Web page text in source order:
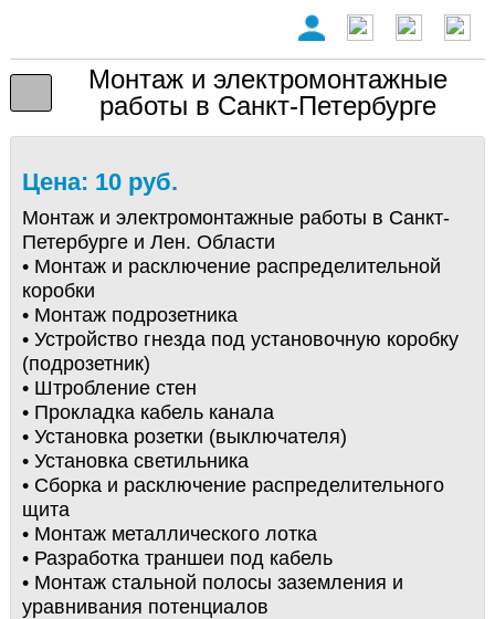
Монтаж и электромонтажные
работы в Санкт-Петербурге
Цена: 10 руб.
Монтаж и электромонтажные работы в Санкт-
Петербурге и Лен. Области
• Монтаж и расключение распределительной
коробки
• Монтаж подрозетника
• Устройство гнезда под установочную коробку
(подрозетник)
• Штробление стен
• Прокладка кабель канала
• Установка розетки (выключателя)
• Установка светильника
• Сборка и расключение распределительного
щита
• Монтаж металлического лотка
• Разработка траншеи под кабель
• Монтаж стальной полосы заземления и
уравнивания потенциалов